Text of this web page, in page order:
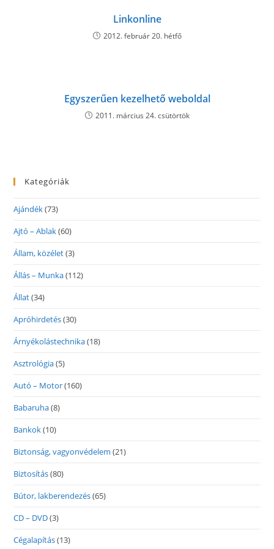
Linkonline
2012. február 20. hétfő
Egyszerűen kezelhető weboldal
2011. március 24. csütörtök
Kategóriák
Ajándék(73)
Ajtó – Ablak(60)
Állam, közélet(3)
Állás – Munka(112)
Állat(34)
Apróhirdetés(30)
Árnyékolástechnika(18)
Asztrológia(5)
Autó – Motor(160)
Babaruha(8)
Bankok(10)
Biztonság, vagyonvédelem (21)
Biztosítás(80)
Bútor, lakberendezés(65)
CD – DVD(3)
Cégalapítás(13)